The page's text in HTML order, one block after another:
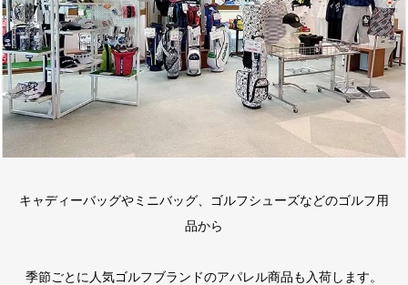
キャディーバッグやミニバッグ、ゴルフシューズなどのゴルフ用
品から
季節ごとに人気ゴルフブランドのアパレル商品も入荷します。